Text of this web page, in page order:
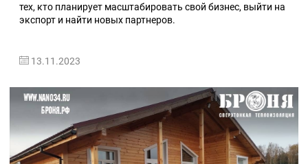
тех, кто планирует масштабировать свой бизнес, выйти на
экспорт и найти новых партнеров.
13.11.2023